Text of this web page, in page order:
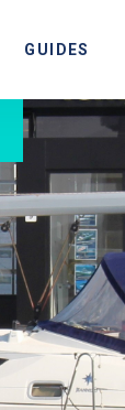
GUIDES